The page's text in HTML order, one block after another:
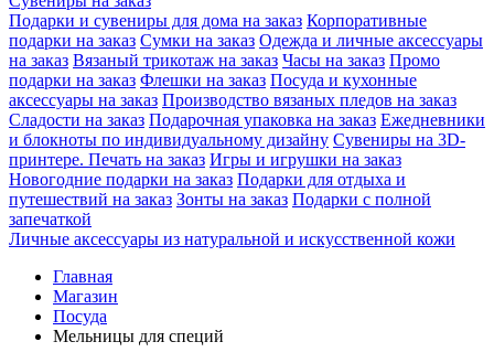
Подарки и сувениры для дома на заказ Корпоративные
подарки на заказ Сумки на заказ Одежда и личные аксессуары
на заказ Вязаный трикотаж на заказ Часы на заказ Промо
подарки на заказ Флешки на заказ Посуда и кухонные
аксессуары на заказ Производство вязаных пледов на заказ
Сладости на заказ Подарочная упаковка на заказ Ежедневники
и блокноты по индивидуальному дизайну Сувениры на 3D-
принтере. Печать на заказ Игры и игрушки на заказ
Новогодние подарки на заказ Подарки для отдыха и
путешествий на заказ Зонты на заказ Подарки с полной
запечаткой
Личные аксессуары из натуральной и искусственной кожи
Главная
Магазин
Посуда
Мельницы для специй